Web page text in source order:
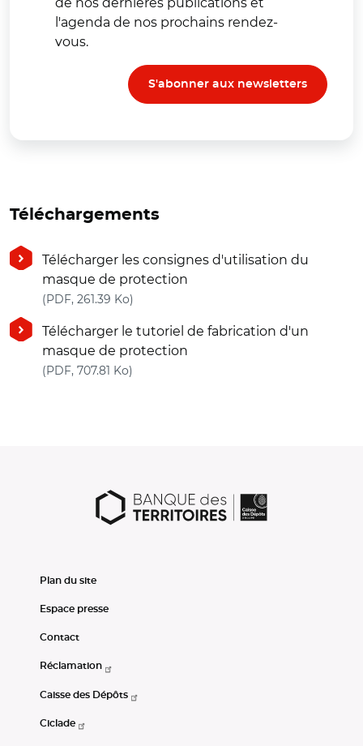
l'agenda de nos prochains rendez-
vous.
S'abonner aux newsletters
Téléchargements
Télécharger les consignes d'utilisation du
masque de protection
(PDF, 261.39 Ko)
Télécharger le tutoriel de fabrication d'un
masque de protection
(PDF, 707.81 Ko)
Plan du site
Espace presse
Contact
Réclamation
Caisse des Dépôts
Ciclade